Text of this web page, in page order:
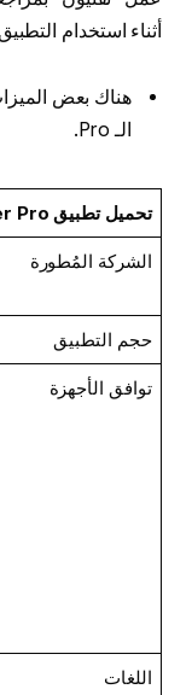
أثناء استخدام
هناك بعض
الـ Pro.
تحميل تطبيق Video Saver Pro + للآيفون
الشركة المُطورة
حجم التطبيق
توافق الأجهزة
اللغات